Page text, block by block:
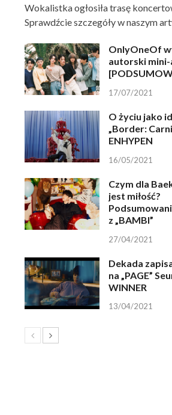
Wokalistka ogłosiła trasę
Sprawdźcie szczegóły w naszym
OnlyOneOf
autorski mini-
17/07/2021
O życiu jako
„Border:
ENHYPEN
16/05/2021
Czym dla
jest miłość?
z „BAMBI”
27/04/2021
Dekada
na „PAGE”
WINNER
13/04/2021